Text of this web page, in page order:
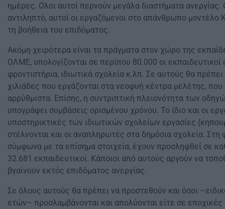
ημέρες. Ολοι αυτοί περνούν μεγάλα διαστήματα
αντιληπτό, αυτοί οι εργαζόμενοι στο απάνθρωπο
τη βοήθεια του επιδόματος.
Ακόμη χειρότερα είναι τα πράγματα στον χώρο της
ΟΛΜΕ, υπολογίζονται σε περίπου 80.000 οι εκπαιδευτικοί
φροντιστήρια, ιδιωτικά σχολεία κ.λπ. Σε αυτούς θα
χιλιάδες που εργάζονται στα νεοφυή κέντρα μελέτης,
αρρύθμιστα. Επίσης, η συντριπτική πλειονότητα των
υπογράφει συμβάσεις ορισμένου χρόνου. Το ίδιο και οι
υποστηρικτικές των ιδιωτικών σχολείων εργασίες
στέλνονται και οι αναπληρωτές στα δημόσια σχολεία. Στη
σύμφωνα με τα επίσημα στοιχεία, έχουν προσληφθεί σε
32.681 εκπαιδευτικοί. Κάποιοι από αυτούς αργούν να
βγαίνουν εκτός επιδόματος ανεργίας.
Σε όλους αυτούς θα πρέπει να προστεθούν και όσοι
ετών– προσλαμβάνονται και απολύονται είτε σε